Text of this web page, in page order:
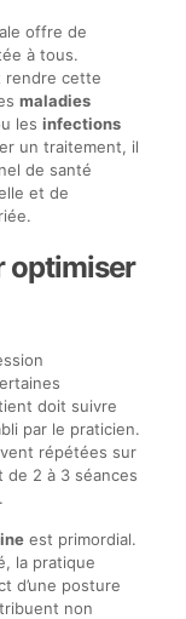
offre de
à tous.
cette
maladies
les infections
un traitement, il
de santé
et de
optimiser
doit suivre
par le praticien.
répétées sur
de 2 à 3 séances
est primordial.
la pratique
d’une posture
non